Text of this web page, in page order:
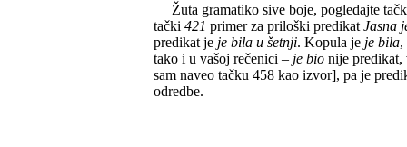
Žuta gramatiko sive boje, pogledajte
tački 421 primer za priloški predikat Jasna
predikat je je bila u šetnji. Kopula je je bila
tako i u vašoj rečenici – je bio nije
sam naveo tačku 458 kao izvor], pa je
odredbe.